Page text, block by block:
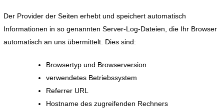
Der Provider der Seiten erhebt und speichert automatisch
Informationen in so genannten Server-Log-Dateien, die Ihr Browser
automatisch an uns übermittelt. Dies sind:
Browsertyp und Browserversion
verwendetes Betriebssystem
Referrer URL
Hostname des zugreifenden Rechners